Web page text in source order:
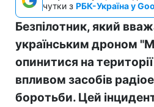
чутки з РБК-Україна у
Безпілотник, який
українським дроном
опинитися на території
впливом засобів
боротьби. Цей